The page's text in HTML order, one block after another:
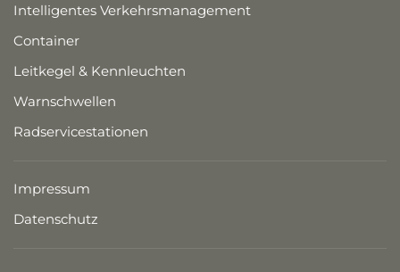
Intelligentes Verkehrsmanagement
Container
Leitkegel & Kennleuchten
Warnschwellen
Radservicestationen
Impressum
Datenschutz